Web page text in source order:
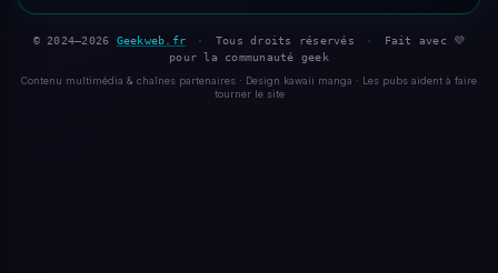
© 2024–2026 Geekweb.fr · Tous droits réservés ·
Fait avec 💜
pour la communauté geek
Contenu multimédia & chaînes partenaires · Design kawaii manga · Les pubs aident à faire
tourner le site